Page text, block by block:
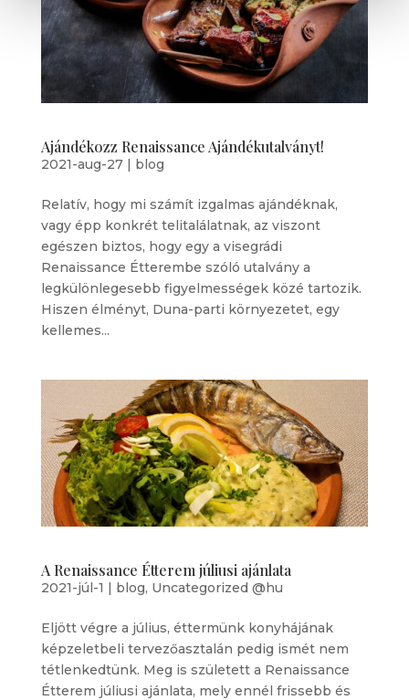
Ajándékozz Renaissance Ajándékutalványt!
2021-aug-27| blog
Relatív, hogy mi számít izgalmas ajándéknak,
vagy épp konkrét telitalálatnak, az viszont
egészen biztos, hogy egy a visegrádi
Renaissance Étterembe szóló utalvány a
legkülönlegesebb figyelmességek közé tartozik.
Hiszen élményt, Duna-parti környezetet, egy
kellemes...
A Renaissance Étterem júliusi ajánlata
2021-júl-1 | blog, Uncategorized @hu
Eljött végre a július, éttermünk konyhájának
képzeletbeli tervezőasztalán pedig ismét nem
tétlenkedtünk. Meg is született a Renaissance
Étterem júliusi ajánlata, mely ennél frissebb és